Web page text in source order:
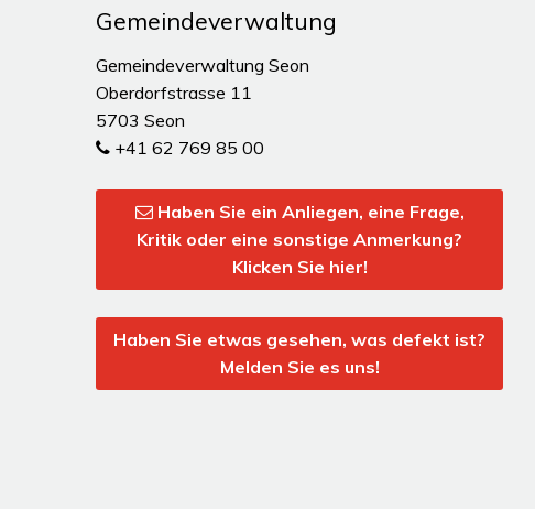
Gemeindeverwaltung
Gemeindeverwaltung Seon
Oberdorfstrasse 11
5703 Seon
+41 62 769 85 00
Haben Sie ein Anliegen, eine Frage,
Kritik oder eine sonstige Anmerkung?
Klicken Sie hier!
Haben Sie etwas gesehen, was defekt ist?
Melden Sie es uns!